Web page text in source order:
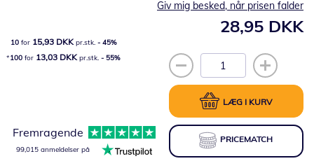
28,95 DKK
Giv mig besked, når prisen falder
LÆG I KURV
PRICEMATCH
10 for 15,93 DKK pr.stk.- 45%
100 for 13,03 DKK pr.stk.- 55%
Fremragende
99,015 anmeldelser på